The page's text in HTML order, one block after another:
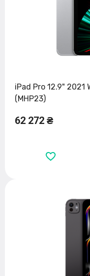
iPad Pro 12.9" 2021
(MHP23)
62 272 ₴